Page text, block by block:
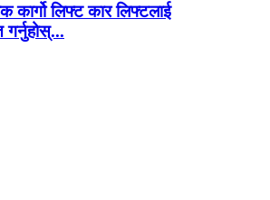
कार्गो लिफ्ट कार लिफ्टलाई